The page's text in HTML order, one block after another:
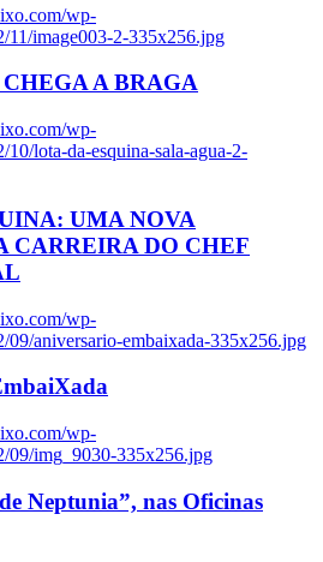
wp-
11/image003-2-335x256.jpg
A BRAGA
wp-
10/lota-da-esquina-sala-agua-2-
UMA NOVA
CARREIRA DO CHEF
wp-
09/aniversario-embaixada-335x256.jpg
wp-
09/img_9030-335x256.jpg
Neptunia”, nas Oficinas